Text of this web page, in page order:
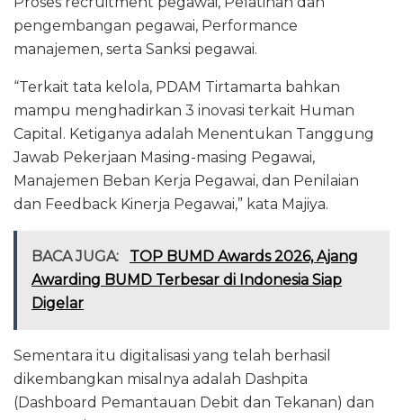
pengembangan pegawai, Performance
manajemen, serta Sanksi pegawai.
“Terkait tata kelola, PDAM Tirtamarta bahkan
mampu menghadirkan 3 inovasi terkait Human
Capital. Ketiganya adalah Menentukan Tanggung
Jawab Pekerjaan Masing-masing Pegawai,
Manajemen Beban Kerja Pegawai, dan Penilaian
dan Feedback Kinerja Pegawai,” kata Majiya.
BACA JUGA:
TOP BUMD Awards 2026, Ajang
Awarding BUMD Terbesar di Indonesia Siap
Digelar
Sementara itu digitalisasi yang telah berhasil
dikembangkan misalnya adalah Dashpita
(Dashboard Pemantauan Debit dan Tekanan) dan